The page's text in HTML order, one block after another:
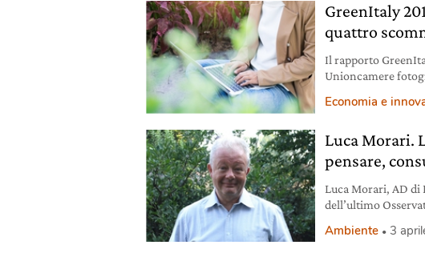
GreenItaly
quattro
Il rapporto
Unioncamere
Economia e
Luca Morari.
pensare,
Luca Morari, AD
dell’ultimo
Ambiente 3